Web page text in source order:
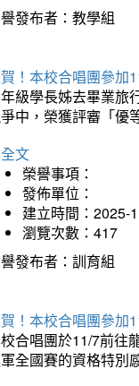
發布者：教學組
！本校合唱團參加
級學長姊去畢業旅
中，榮獲評審「優
文
榮譽事項：
發佈單位：
建立時間：2025-
瀏覽次數：417
發布者：訓育組
！本校合唱團參加
合唱團於11/7前往
全國賽的資格特別